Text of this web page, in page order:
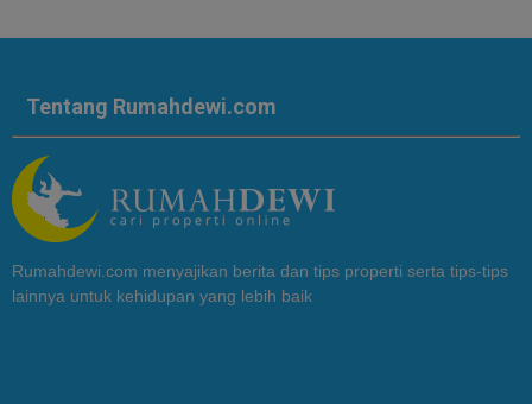
Tentang Rumahdewi.com
Rumahdewi.com menyajikan berita dan tips properti serta tips-tips
lainnya untuk kehidupan yang lebih baik